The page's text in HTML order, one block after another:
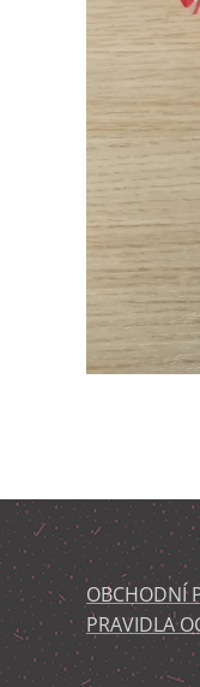
OBCHODNÍ
PRAVIDLA